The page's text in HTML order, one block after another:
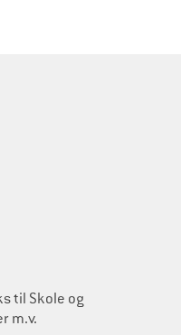
til Skole og
m.v.